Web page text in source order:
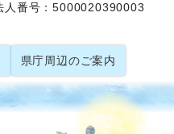
人番号：5000020390003
県庁周辺のご案内